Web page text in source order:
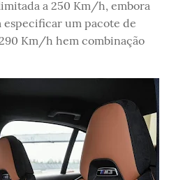
a 250 Km/h, embora
especificar um pacote de
Km/h hem combinação